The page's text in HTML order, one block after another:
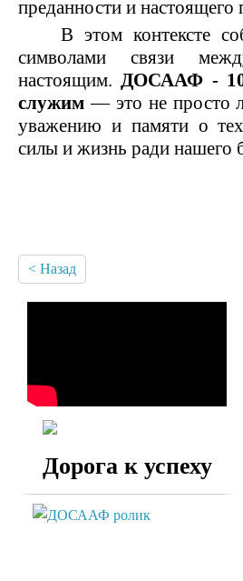
преданности и настоящего
В этом контексте
символами связи
настоящим.ДОСААФ -
служим— это не просто
уважению и памяти о
силы и жизнь ради нашего
< Назад
Дорога к успеху